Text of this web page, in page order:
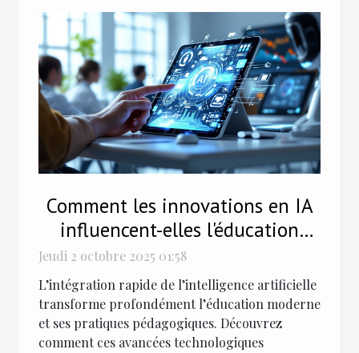
Comment les innovations en IA
influencent-elles l'éducation
moderne ?
Jeudi 2 octobre 2025 01:58
L’intégration rapide de l’intelligence artificielle
transforme profondément l’éducation moderne
et ses pratiques pédagogiques. Découvrez
comment ces avancées technologiques